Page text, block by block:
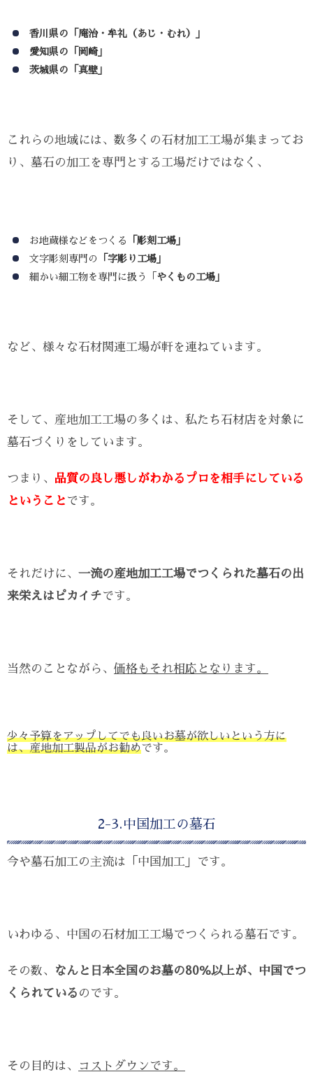
香川県の「庵治・牟礼（あじ・むれ）」
愛知県の「岡崎」
茨城県の「真壁」
これらの地域には、数多くの石材加工工場が集まってお
り、墓石の加工を専門とする工場だけではなく、
お地蔵様などをつくる
「彫刻工場」
文字彫刻専門の
「字彫り工場」
細かい細工物を専門に扱う「 やくもの工場」
など、様々な石材関連工場が軒を連ねています。
そして、産地加工工場の多くは、私たち石材店を対象に
墓石づくりをしています。
つまり、 品質の良し悪しがわかるプロを相手にしている
ということ です。
それだけに、 一流の産地加工工場でつくられた墓石の出
来栄えはピカイチです。
当然のことながら、 価格もそれ相応となります。
少々予算をアップしてでも良いお墓が欲しいという方に
は、産地加工製品がお勧めです。
2-3.中国加工の墓石
今や墓石加工の主流は「中国加工」です。
いわゆる、中国の石材加工工場でつくられる墓石です。
その数、
なんと日本全国のお墓の80％以上が、中国でつ
くられている のです。
その目的は、 コストダウンです。